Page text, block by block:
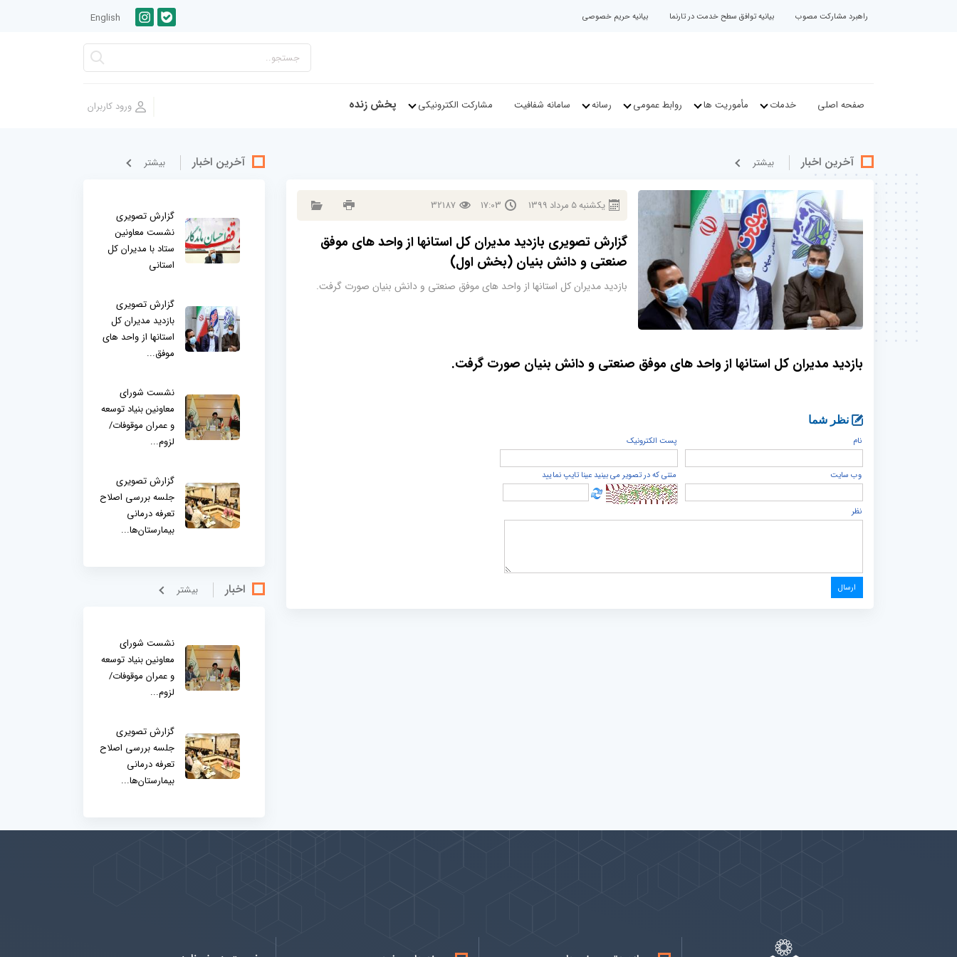
راهبرد مشارکت مصوب بیانیه توافق سطح خدمت در تارنما بیانیه حریم خصوصی English
صفحه اصلی خدمات مأموریت ها روابط عمومی رسانه سامانه شفافیت مشارکت الکترونیکی پخش زنده
آخرین اخبار بيشتر
يكشنبه5 مرداد 1399
17:03
32187
گزارش تصویری بازدید مدیران کل استانها از واحد های موفق
صنعتی و دانش بنیان (بخش اول)
بازدید مدیران کل استانها از واحد های موفق صنعتی و دانش بنیان صورت گرفت.
بازدید مدیران کل استانها از واحد های موفق صنعتی و دانش بنیان صورت گرفت.
نظر شما
نام
پست الكترونيک
وب سایت متنی که در تصویر می بینید عینا تایپ نمایید
نظر
آخرین اخبار بيشتر
گزارش تصویری
نشست معاونین
ستاد با مدیران کل
استانی
گزارش تصویری
بازدید مدیران کل
استانها از واحد های
موفق...
نشست شورای
معاونین بنیاد توسعه
و عمران موقوفات/
لزوم...
گزارش تصویری
جلسه بررسی اصلاح
تعرفه درمانی
بیمارستان‌ها...
اخبار بيشتر
نشست شورای
معاونین بنیاد توسعه
و عمران موقوفات/
لزوم...
گزارش تصویری
جلسه بررسی اصلاح
تعرفه درمانی
بیمارستان‌ها...